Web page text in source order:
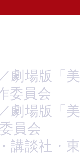
劇場版「
委員会
劇場版「
員会
講談社・